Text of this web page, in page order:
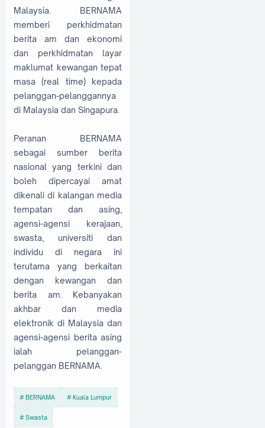
Malaysia. BERNAMA
memberi perkhidmatan
berita am dan ekonomi
dan perkhidmatan layar
maklumat kewangan tepat
masa (real time) kepada
pelanggan-pelanggannya
di Malaysia dan Singapura.
Peranan BERNAMA
sebagai sumber berita
nasional yang terkini dan
boleh dipercayai amat
dikenali di kalangan media
tempatan dan asing,
agensi-agensi kerajaan,
swasta, universiti dan
individu di negara ini
terutama yang berkaitan
dengan kewangan dan
berita am. Kebanyakan
akhbar dan media
elektronik di Malaysia dan
agensi-agensi berita asing
ialah pelanggan-
pelanggan BERNAMA.
BERNAMA Kuala Lumpur
Swasta